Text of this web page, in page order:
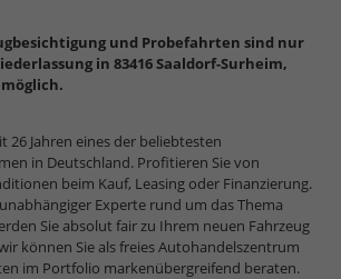
und Probefahrten sind nur
in 83416 Saaldorf-Surheim,
26 Jahren eines der beliebtesten
in Deutschland. Profitieren Sie von
beim Kauf, Leasing oder Finanzierung.
Experte rund um das Thema
Sie absolut fair zu Ihrem neuen Fahrzeug
können Sie als freies Autohandelszentrum
im Portfolio markenübergreifend beraten.